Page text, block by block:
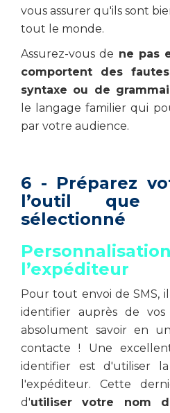
vous assurer qu'ils sont
tout le monde.
Assurez-vous de ne pas
comportent des
syntaxe ou de
le langage familier qui
par votre audience.
6 - Préparez
l’outil que
sélectionné
l’expéditeur
Pour tout envoi de SMS,
identifier auprès de
absolument savoir en
contacte ! Une
identifier est d'utiliser la
l'expéditeur. Cette
d'utiliser votre nom